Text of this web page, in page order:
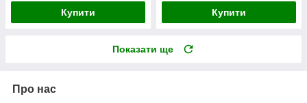
Купити Купити
Показати ще
Про нас